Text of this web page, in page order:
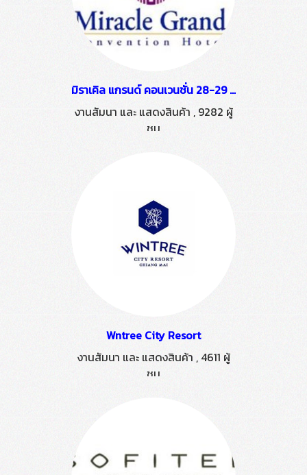
มิราเคิล แกรนด์ คอนเวนชั่น 28-29 เม.ย. 59
งานสัมนา และ แสดงสินค้า , 9282 ผู้
ชม
Wntree City Resort
งานสัมนา และ แสดงสินค้า , 4611 ผู้
ชม